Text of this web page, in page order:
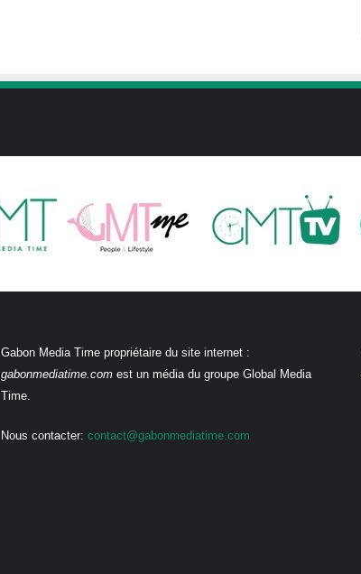
Gabon Media Time propriétaire du site internet :
gabonmediatime.comest un média du groupe Global Media
Time.
Nous contacter: contact@gabonmediatime.com